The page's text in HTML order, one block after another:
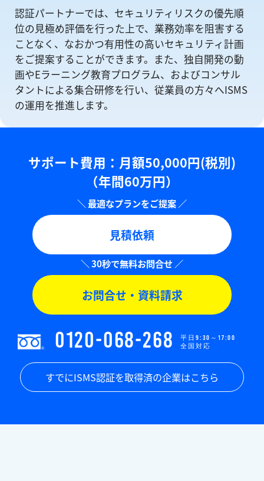
認証パートナーでは、セキュリティリスクの優先順
位の⾒極め評価を⾏った上で、業務効率を阻害する
ことなく、なおかつ有⽤性の⾼いセキュリティ計画
をご提案することができます。また、独自開発の動
画やEラーニング教育プログラム、およびコンサル
タントによる集合研修を⾏い、従業員の方々へISMS
の運⽤を推進します。
サポート費用：⽉額50,000円(税別)
（年間60万円）
見積依頼
お問合せ・資料請求
0120-068-268
平日9:30～17:00
全国対応
すでにISMS認証を取得済の企業はこちら